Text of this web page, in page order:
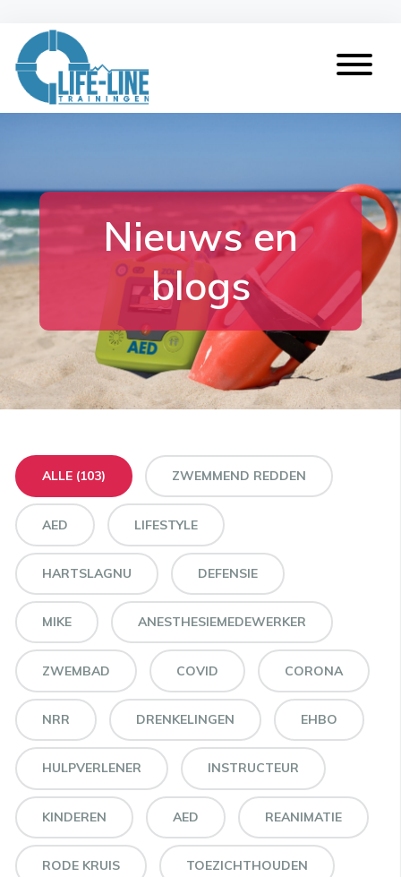
Nieuws en
blogs
ALLE (103) ZWEMMEND REDDEN
AED LIFESTYLE
HARTSLAGNU DEFENSIE
MIKE ANESTHESIEMEDEWERKER
ZWEMBAD COVID CORONA
NRR DRENKELINGEN EHBO
HULPVERLENER INSTRUCTEUR
KINDEREN AED REANIMATIE
RODE KRUIS TOEZICHTHOUDEN